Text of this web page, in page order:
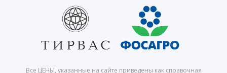
Все ЦЕНЫ, указанные на сайте приведены как справочная